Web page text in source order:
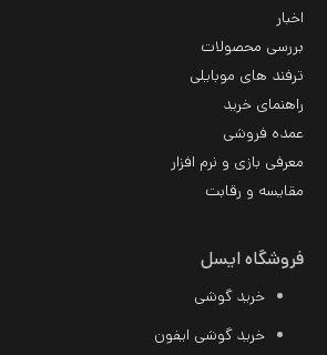
اخبار
بررسی محصولات
ترفند های موبایلی
راهنمای خرید
عمده فروشی
معرفی بازی و نرم افزار
مقایسه و رقابت
فروشگاه ایسل
خرید گوشی
خرید گوشی ایفون